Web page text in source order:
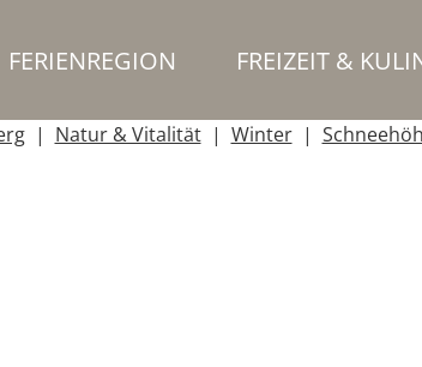
FERIENREGION FREIZEIT &
Natur & Vitalität Winter